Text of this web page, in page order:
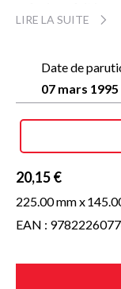
celle de la femme,
l'émotion de la
l'arrachement d'il
femme appelée
politiciens, bref :
Un beau livre,
somptueux.
LIRE LA SUITE
Date de
07 mars 1995
20,15 €
225.00 mm x
EAN :